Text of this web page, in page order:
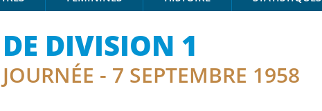
DIVISION 1
JOURNÉE - 7 SEPTEMBRE 1958